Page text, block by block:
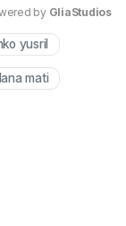
Mute
by GliaStudios
yusril
mati